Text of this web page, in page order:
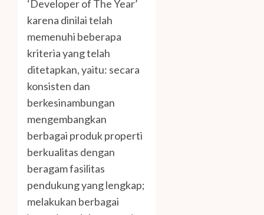
‘Developer of The Year’
karena dinilai telah
memenuhi beberapa
kriteria yang telah
ditetapkan, yaitu: secara
konsisten dan
berkesinambungan
mengembangkan
berbagai produk properti
berkualitas dengan
beragam fasilitas
pendukung yang lengkap;
melakukan berbagai